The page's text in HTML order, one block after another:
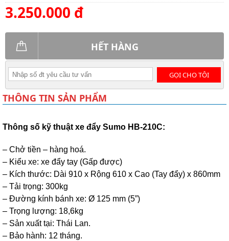
3.250.000 đ
HẾT HÀNG
GỌI CHO TÔI
THÔNG TIN SẢN PHẨM
Thông số kỹ thuật xe đẩy Sumo HB-210C:
– Chở tiền – hàng hoá.
– Kiểu xe: xe đẩy tay (Gấp được)
– Kích thước: Dài 910 x Rộng 610 x Cao (Tay đẩy) x 860mm
– Tải trọng: 300kg
– Đường kính bánh xe: Ø 125 mm (5”)
– Trọng lượng: 18,6kg
– Sản xuất tại: Thái Lan.
– Bảo hành: 12 tháng.